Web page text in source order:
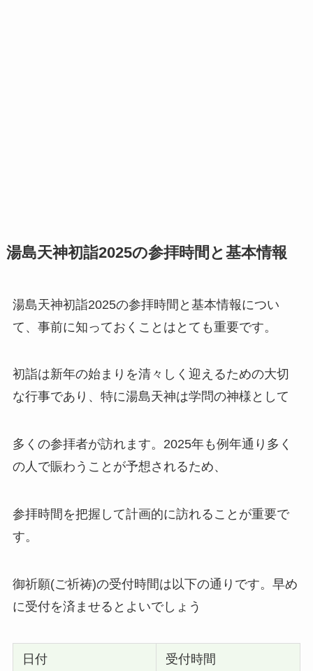
湯島天神初詣2025の参拝時間と基本情報
湯島天神初詣2025の参拝時間と基本情報につい
て、事前に知っておくことはとても重要です。
初詣は新年の始まりを清々しく迎えるための大切
な行事であり、特に湯島天神は学問の神様として
多くの参拝者が訪れます。2025年も例年通り多く
の人で賑わうことが予想されるため、
参拝時間を把握して計画的に訪れることが重要で
す。
御祈願(ご祈祷)の受付時間は以下の通りです。早め
に受付を済ませるとよいでしょう
日付 受付時間